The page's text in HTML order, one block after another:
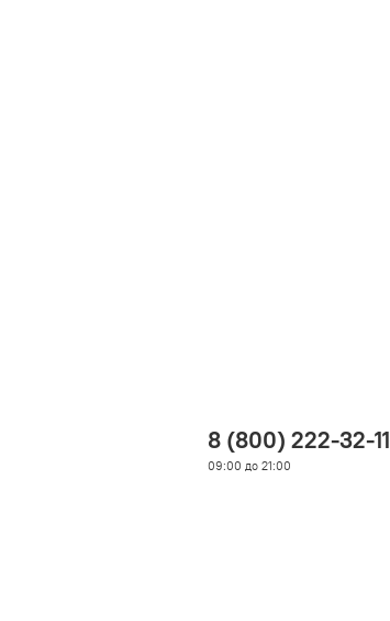
8 (800) 222-32-11
09:00 до 21:00